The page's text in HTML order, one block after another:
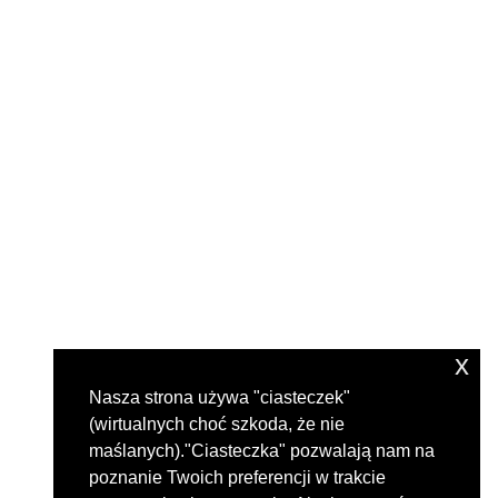
Nasza strona używa "ciasteczek"
(wirtualnych choć szkoda, że nie
maślanych)."Ciasteczka" pozwalają nam na
poznanie Twoich preferencji w trakcie
x